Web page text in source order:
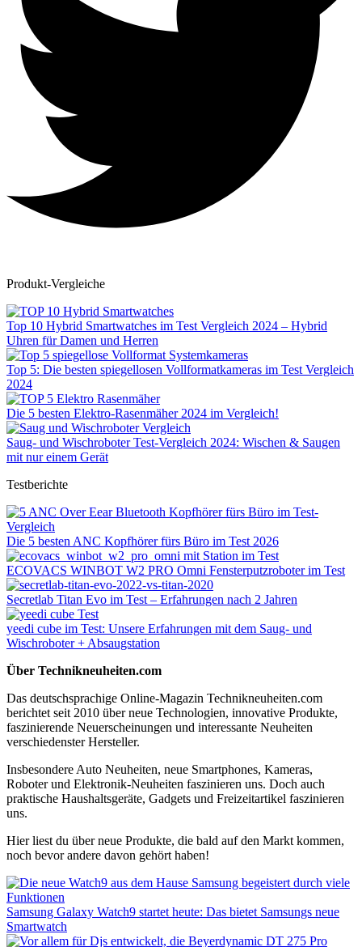
Produkt-Vergleiche
Top 10 Hybrid Smartwatches im Test Vergleich 2024 – Hybrid
Uhren für Damen und Herren
Top 5: Die besten spiegellosen Vollformatkameras im Test Vergleich
2024
Die 5 besten Elektro-Rasenmäher 2024 im Vergleich!
Saug- und Wischroboter Test-Vergleich 2024: Wischen & Saugen
mit nur einem Gerät
Testberichte
Die 5 besten ANC Kopfhörer fürs Büro im Test 2026
ECOVACS WINBOT W2 PRO Omni Fensterputzroboter im Test
Secretlab Titan Evo im Test – Erfahrungen nach 2 Jahren
yeedi cube im Test: Unsere Erfahrungen mit dem Saug- und
Wischroboter + Absaugstation
Über Technikneuheiten.com
Das deutschsprachige Online-Magazin Technikneuheiten.com
berichtet seit 2010 über neue Technologien, innovative Produkte,
faszinierende Neuerscheinungen und interessante Neuheiten
verschiedenster Hersteller.
Insbesondere Auto Neuheiten, neue Smartphones, Kameras,
Roboter und Elektronik-Neuheiten faszinieren uns. Doch auch
praktische Haushaltsgeräte, Gadgets und Freizeitartikel faszinieren
uns.
Hier liest du über neue Produkte, die bald auf den Markt kommen,
noch bevor andere davon gehört haben!
Samsung Galaxy Watch9 startet heute: Das bietet Samsungs neue
Smartwatch